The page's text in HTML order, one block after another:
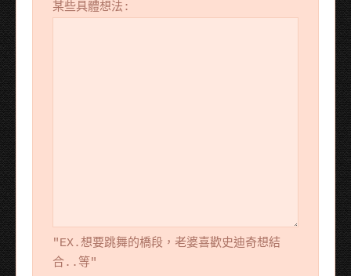
某些具體想法:
"EX.想要跳舞的橋段，老婆喜歡史迪奇想結
合..等"